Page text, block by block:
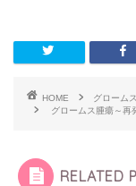
HOME
グローム
グロームス腫瘍～再
RELATED